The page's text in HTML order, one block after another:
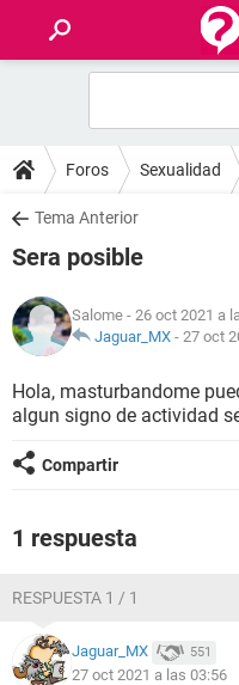
FOROS
SALUD
FAMILIA
NUTRICIÓN
BIENESTAR
SEXUALIDAD
Foros Sexualidad
Tema Anterior
Sera posible
Salome - 26 oct 2021 a
Jaguar_MX - 27 oct
Hola, masturbandome
algun signo de actividad
Compartir
1 respuesta
RESPUESTA 1 / 1
Jaguar_MX 551
27 oct 2021 a las 03:56